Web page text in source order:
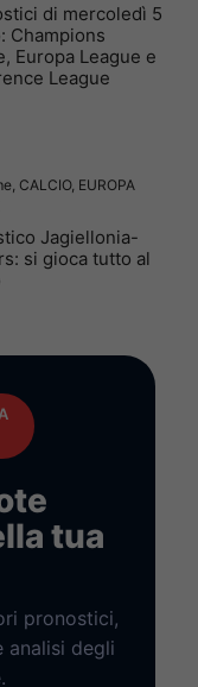
di mercoledì 5
Champions
Europa League e
League
CALCIO, EUROPA
Jagiellonia-
si gioca tutto al
tua
pronostici,
analisi degli